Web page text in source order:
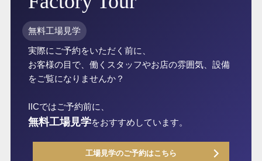
無料工場見学
実際にご予約をいただく前に、
お客様の目で、働くスタッフやお店の雰囲気、設備
をご覧になりませんか？
IICではご予約前に、
無料工場見学をおすすめしています。
工場見学のご予約はこちら